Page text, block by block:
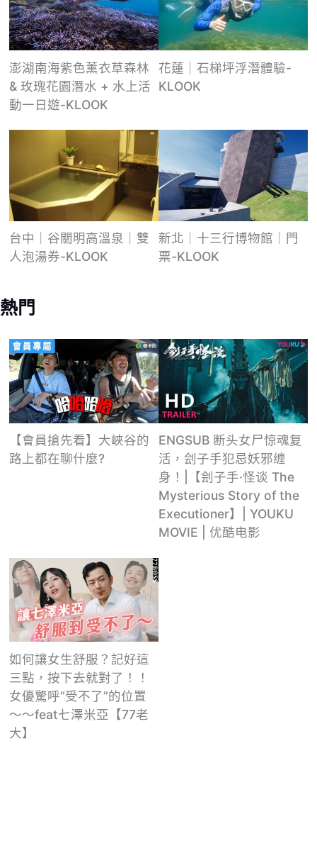
澎湖南海紫色薰衣草森林
& 玫瑰花園潛水 + 水上活
動一日遊-KLOOK
花蓮｜石梯坪浮潛體驗-
KLOOK
台中｜谷關明高溫泉｜雙
人泡湯券-KLOOK
新北｜十三行博物館｜門
票-KLOOK
熱門
【會員搶先看】大峽谷的
路上都在聊什麼?
ENGSUB 断头女尸惊魂复
活，刽子手犯忌妖邪缠
身！|【刽子手·怪谈 The
Mysterious Story of the
Executioner】| YOUKU
MOVIE | 优酷电影
如何讓女生舒服？記好這
三點，按下去就對了！！
女優驚呼”受不了”的位置
～～feat七澤米亞【77老
大】